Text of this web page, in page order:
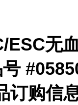
ESC无
订购信